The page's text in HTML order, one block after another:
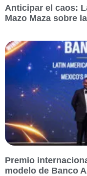
Anticipar el caos:
Mazo Maza sobre
Premio
modelo de Banco